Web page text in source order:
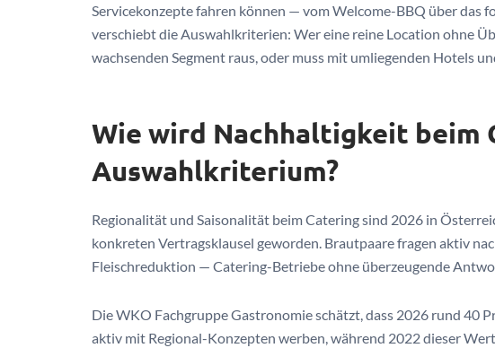
Servicekonzepte fahren können — vom Welcome-BBQ über das
verschiebt die Auswahlkriterien: Wer eine reine Location ohne
wachsenden Segment raus, oder muss mit umliegenden Hotels
Wie wird Nachhaltigkeit beim
Auswahlkriterium?
Regionalität und Saisonalität beim Catering sind 2026 in
konkreten Vertragsklausel geworden. Brautpaare fragen aktiv
Fleischreduktion — Catering-Betriebe ohne überzeugende
Die WKO Fachgruppe Gastronomie schätzt, dass 2026 rund 40
aktiv mit Regional-Konzepten werben, während 2022 dieser